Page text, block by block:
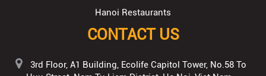
Hanoi Restaurants
CONTACT US
3rd Floor, A1 Building, Ecolife Capitol Tower, No.58 To